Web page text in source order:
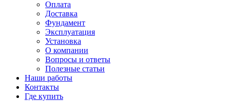
Оплата
Доставка
Фундамент
Эксплуатация
Установка
О компании
Вопросы и ответы
Полезные статьи
Наши работы
Контакты
Где купить